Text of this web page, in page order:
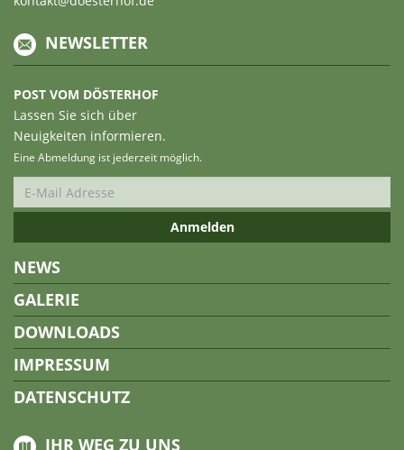
NEWSLETTER
POST VOM DÖSTERHOF
Lassen Sie sich über
Neuigkeiten informieren.
Eine Abmeldung ist jederzeit möglich.
NEWS
GALERIE
DOWNLOADS
IMPRESSUM
DATENSCHUTZ
IHR WEG ZU UNS